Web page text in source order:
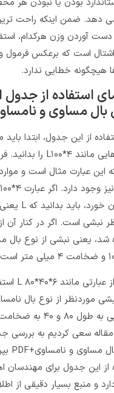
اینکه راحت ترین روش
وزن هرکدام، استفاده از
که برعکس فرمول و سایر
خطایی ندارد.
از جدول اشتال
و نامساوی
جدول، ابتدا باید مفهوم
عبارت هایی مانند L۱۰۰*۴ را بدانید. فراموش
مثال است و موارد مشابه
دیگری نیز وجود دارد. اگر عبارت L۱۰۰*۴ به
چشمتان خورد، باید بدانید که L یعنی مقطع
اگر در کنار آن از دوعدد
نبشی از نوع بال مساوی به
اما اگر از عبارتی مانند L ۸۰*۴۰*۶ استفاده شود،
از نوع بال نامساوی است و
بال هایی به طول ۸۰ و ۴۰ به ضخامت ۴ دارد.
کردیم به بررسی جدول اشتال
نبشی بال مساوی و نامساوی+PDF بپردازیم.
برای مهندسان اهمیت
بسیار دقیقی از اطلاعات مورد